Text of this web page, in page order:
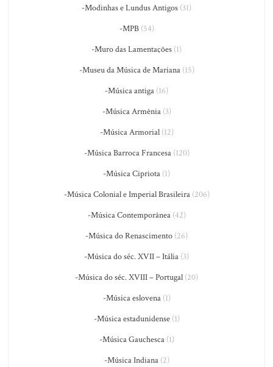
-Modinhas e Lundus Antigos (31)
-MPB(54)
-Muro das Lamentações (1)
-Museu da Música de Mariana(15)
-Música antiga (16)
-Música Armênia(3)
-Música Armorial(12)
-Música Barroca Francesa(120)
-Música Cipriota (1)
-Música Colonial e Imperial Brasileira(206)
-Música Contemporânea(42)
-Música do Renascimento (26)
-Música do séc. XVII – Itália (3)
-Música do séc. XVIII – Portugal (20)
-Música eslovena(1)
-Música estadunidense(1)
-Música Gauchesca(1)
-Música Indiana(2)